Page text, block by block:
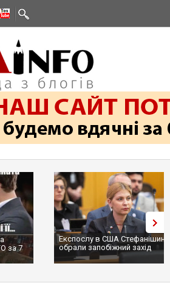
за 7
Експослу в США Стефанішиній
обрали запобіжний захід